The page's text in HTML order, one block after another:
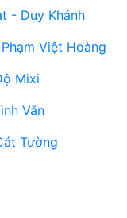
- Duy Khánh
Việt Hoàng
Mixi
Văn
Tường